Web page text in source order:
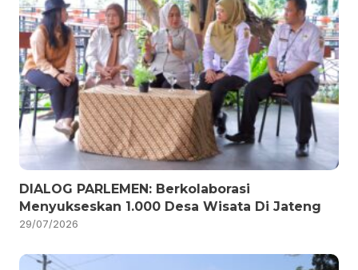
DIALOG PARLEMEN: Berkolaborasi
Menyukseskan 1.000 Desa Wisata Di Jateng
29/07/2026